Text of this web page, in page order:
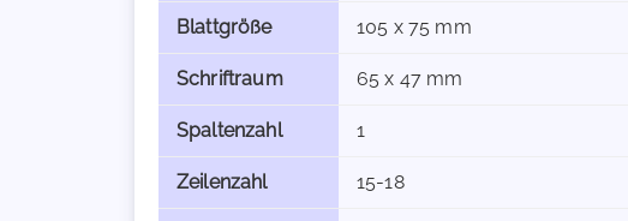
Blattgröße 105 x 75 mm
Schriftraum 65 x 47 mm
Spaltenzahl 1
Zeilenzahl 15-18